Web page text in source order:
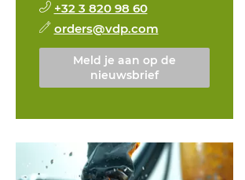
+32 3 820 98 60
orders@vdp.com
Meld je aan op de
nieuwsbrief